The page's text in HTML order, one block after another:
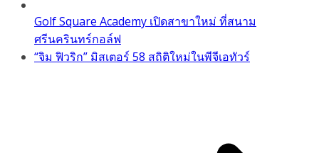
Golf Square Academy เปิดสาขาใหม่ ที่สนาม
ศรีนครินทร์กอล์ฟ
“จิม ฟิวริก” มิสเตอร์ 58 สถิติใหม่ในพีจีเอทัวร์